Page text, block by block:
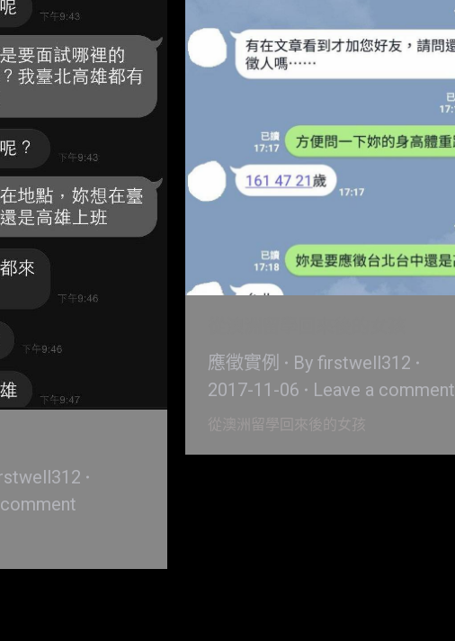
應徵實例 By firstwell312
2017-11-06
Leave a comment
從澳洲留學回來後的女孩